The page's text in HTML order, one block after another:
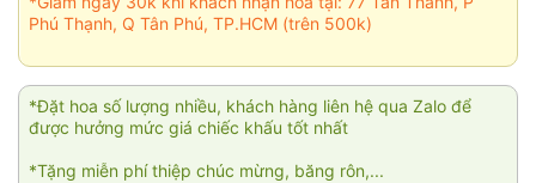
Phú Thạnh, Q Tân Phú, TP.HCM (trên 500k)
*Đặt hoa số lượng nhiều, khách hàng liên hệ qua Zalo để
được hưởng mức giá chiếc khấu tốt nhất
*Tặng miễn phí thiệp chúc mừng, băng rôn,...